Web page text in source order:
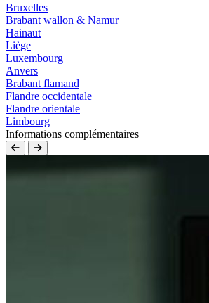
Bruxelles
Brabant wallon & Namur
Hainaut
Liège
Luxembourg
Anvers
Brabant flamand
Flandre occidentale
Flandre orientale
Limbourg
Informations complémentaires